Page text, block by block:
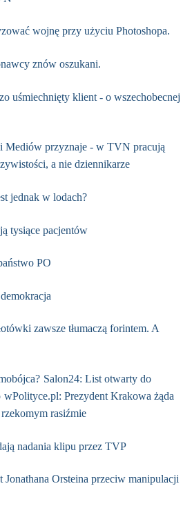
wojnę przy użyciu Photoshopa.
znów oszukani.
uśmiechnięty klient - o wszechobecnej
Mediów przyznaje - w TVN pracują
a nie dziennikarze
jednak w lodach?
tysiące pacjentów
PO
zawsze tłumaczą forintem. A
Salon24: List otwarty do
wPolityce.pl: Prezydent Krakowa żąda
rasiźmie
nadania klipu przez TVP
Jonathana Orsteina przeciw manipulacji